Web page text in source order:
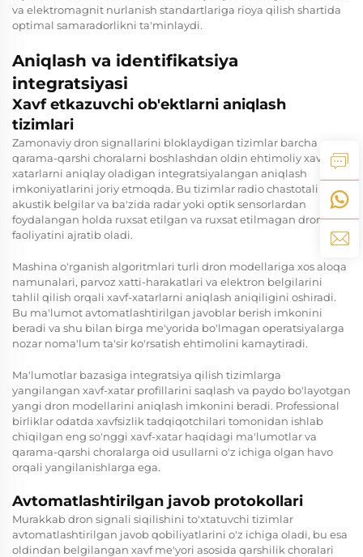
va elektromagnit nurlanish standartlariga rioya qilish shartida
optimal samaradorlikni ta'minlaydi.
Aniqlash va identifikatsiya
integratsiyasi
Xavf etkazuvchi ob'ektlarni aniqlash
tizimlari
Zamonaviy dron signallarini bloklaydigan tizimlar barcha
qarama-qarshi choralarni boshlashdan oldin ehtimoliy xavf-
xatarlarni aniqlay oladigan integratsiyalangan aniqlash
imkoniyatlarini joriy etmoqda. Bu tizimlar radio chastotali tahlil,
akustik belgilar va ba'zida radar yoki optik sensorlardan
foydalangan holda ruxsat etilgan va ruxsat etilmagan dron
faoliyatini ajratib oladi.
Mashina o'rganish algoritmlari turli dron modellariga xos aloqa
namunalari, parvoz xatti-harakatlari va elektron belgilarini
tahlil qilish orqali xavf-xatarlarni aniqlash aniqiligini oshiradi.
Bu ma'lumot avtomatlashtirilgan javoblar berish imkonini
beradi va shu bilan birga me'yorida bo'lmagan operatsiyalarga
nozar noma'lum ta'sir ko'rsatish ehtimolini kamaytiradi.
Ma'lumotlar bazasiga integratsiya qilish tizimlarga
yangilangan xavf-xatar profillarini saqlash va paydo bo'layotgan
yangi dron modellarini aniqlash imkonini beradi. Professional
birliklar odatda xavfsizlik tadqiqotchilari tomonidan ishlab
chiqilgan eng so'nggi xavf-xatar haqidagi ma'lumotlar va
qarama-qarshi choralarga oid usullarni o'z ichiga olgan havo
orqali yangilanishlarga ega.
Avtomatlashtirilgan javob protokollari
Murakkab dron signali siqilishini to'xtatuvchi tizimlar
avtomatlashtirilgan javob qobiliyatlarini o'z ichiga oladi, bu esa
oldindan belgilangan xavf me'yori asosida qarshilik choralari